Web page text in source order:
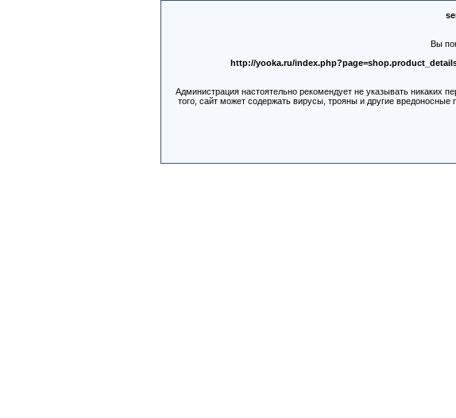
Вы
http://yooka.ru/
Администрация настоятельно рекомендует не указывать
того, сайт может содержать вирусы, трояны и другие